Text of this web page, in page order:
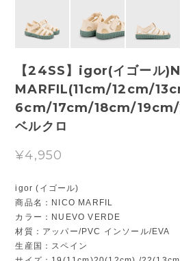
【24SS】igor(イゴール
MARFIL(11cm/12cm/
6cm/17cm/18cm/19cm/
ベルクロ
¥4,950
igor (イゴール)
商品名：NICO MARFIL
カラー：NUEVO VERDE
材質：アッパー/PVC インソール/EVA
生産国：スペイン